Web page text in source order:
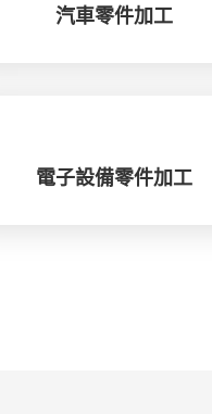
汽車零件加工
電子設備零件加工